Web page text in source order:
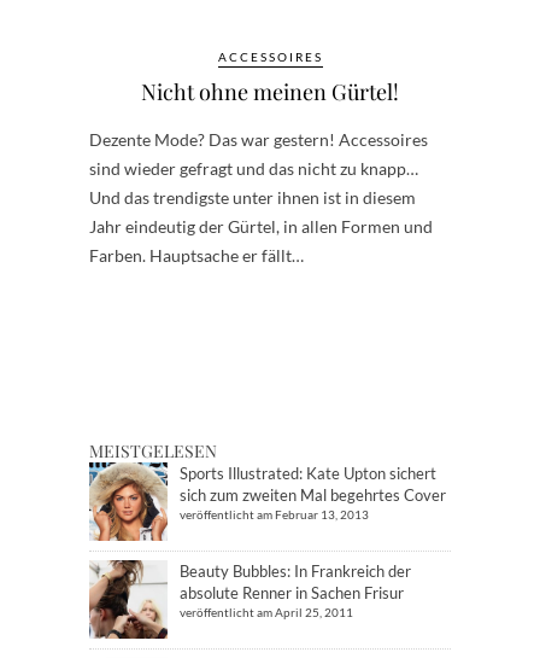
ACCESSOIRES
Nicht ohne meinen Gürtel!
Dezente Mode? Das war gestern! Accessoires
sind wieder gefragt und das nicht zu knapp…
Und das trendigste unter ihnen ist in diesem
Jahr eindeutig der Gürtel, in allen Formen und
Farben. Hauptsache er fällt…
MEISTGELESEN
Sports Illustrated: Kate Upton sichert
sich zum zweiten Mal begehrtes Cover
veröffentlicht am Februar 13, 2013
Beauty Bubbles: In Frankreich der
absolute Renner in Sachen Frisur
veröffentlicht am April 25, 2011